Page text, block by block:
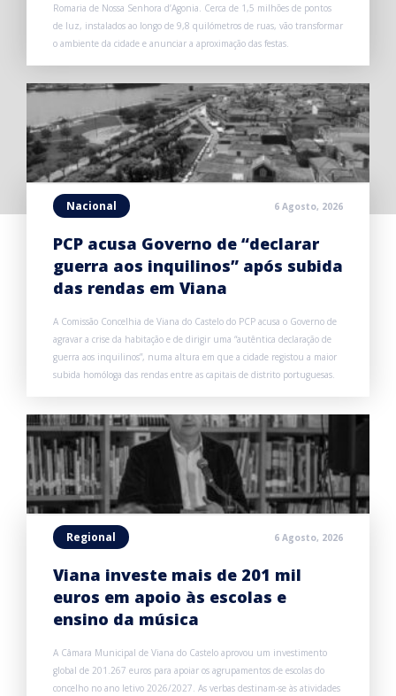
Romaria de Nossa Senhora d’Agonia. Cerca de 1,5 milhões de pontos
de luz, instalados ao longo de 9,8 quilómetros de ruas, vão transformar
o ambiente da cidade e anunciar a aproximação das festas.
Nacional 6 Agosto, 2026
PCP acusa Governo de “declarar
guerra aos inquilinos” após subida
das rendas em Viana
A Comissão Concelhia de Viana do Castelo do PCP acusa o Governo de
agravar a crise da habitação e de dirigir uma “autêntica declaração de
guerra aos inquilinos”, numa altura em que a cidade registou a maior
subida homóloga das rendas entre as capitais de distrito portuguesas.
Regional 6 Agosto, 2026
Viana investe mais de 201 mil
euros em apoio às escolas e
ensino da música
A Câmara Municipal de Viana do Castelo aprovou um investimento
global de 201.267 euros para apoiar os agrupamentos de escolas do
concelho no ano letivo 2026/2027. As verbas destinam-se às atividades